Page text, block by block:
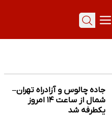
جاده چالوس و آزادراه تهران–
شمال از ساعت ۱۴ امروز
یکطرفه شد